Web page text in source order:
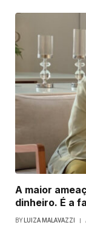
A maior
dinheiro. É a
BY LUIZA MALAVAZZI